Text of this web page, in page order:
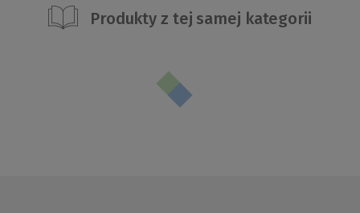
Produkty z tej samej kategorii